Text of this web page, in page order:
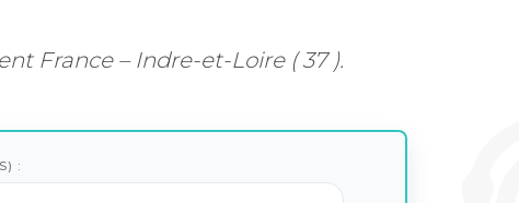
France – Indre-et-Loire ( 37 ).
: